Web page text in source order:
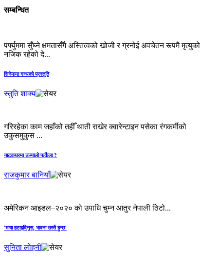
सम्बन्धित
पर्फ्युममा सुँघ्ने क्षमतासँगै अस्तित्वको खोजी र ग्रनोई अवचेतन रूपमै मृत्युको
नजिक रहेको दे...
सिनेमामा गन्धको प्रस्तुति
स्तुति शाक्य
गरिरहेका काम जहाँको तहीँ थाती राखेर क्वारेन्टाइन पसेका रंगकर्मीको
उकुसमुकुस ...
नाटकघरमा उज्यालो फर्केला ?
राजकुमार बानियाँ
अमेरिकन आइडल–२०२० को उपाधि चुम्न आतुर नेपाली ठिटो...
'भाषा हटाइदिनुस्, भावना उस्तै हुन्छ'
सुनिता लोहनी